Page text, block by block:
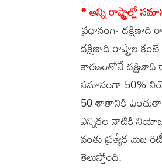
* అన్ని రాష్ట్రాల్లో
ప్రధానంగా దక్షిణాది
దక్షిణాది రాష్ట్రాల
కారణంతోనే దక్షిణాది
సమానంగా 50%
50 శాతానికి
ఎన్నికల నాటికి
వంతు ప్రత్యేక
తెలుస్తోంది.